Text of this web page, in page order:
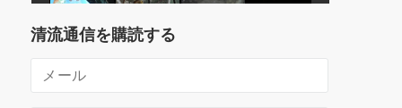
清流通信を購読する